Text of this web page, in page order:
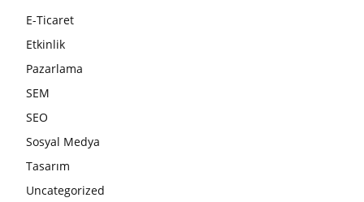
E-Ticaret
Etkinlik
Pazarlama
SEM
SEO
Sosyal Medya
Tasarım
Uncategorized